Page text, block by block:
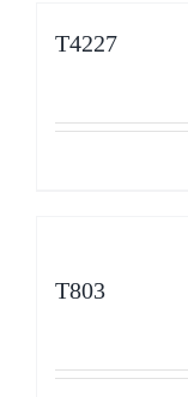
T4227
T803